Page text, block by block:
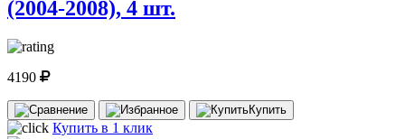
(2004-2008), 4 шт.
4190
Купить
Купить в 1 клик